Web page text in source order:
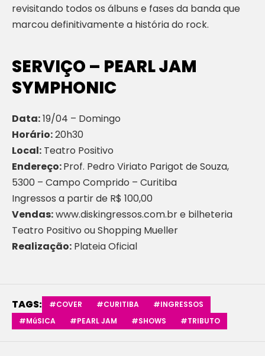
revisitando todos os álbuns e fases da banda que
marcou definitivamente a história do rock.
SERVIÇO – PEARL JAM
SYMPHONIC
Data:19/04 – Domingo
Horário:20h30
Local: Teatro Positivo
Endereço:Prof. Pedro Viriato Parigot de Souza,
5300 – Campo Comprido – Curitiba
Ingressos a partir de R$ 100,00
Vendas:www.diskingressos.com.br e bilheteria
Teatro Positivo ou Shopping Mueller
Realização: Plateia Oficial
TAGS: #COVER #CURITIBA
#INGRESSOS
#MúSICA
#PEARL JAM #SHOWS #TRIBUTO